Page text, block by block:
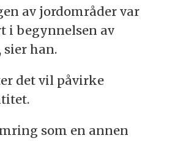
av jordområder var
i begynnelsen av
han.
det vil påvirke
som en annen